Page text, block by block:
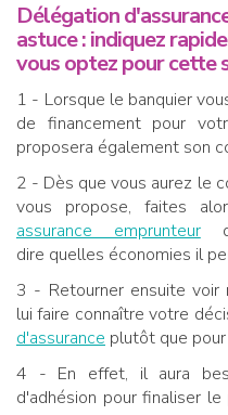
Délégation
astuce : indiquez
vous optez pour cette
1 - Lorsque le banquier
de financement pour
proposera également son
2 - Dès que vous aurez le
vous propose, faites
assurance emprunteur
dire quelles économies il
3 - Retourner ensuite voir
lui faire connaître votre
d'assurance plutôt que
4 - En effet, il aura
d'adhésion pour finaliser